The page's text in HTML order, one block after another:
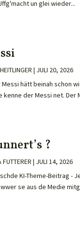
un glei wieder...
| JULI 20, 2026
Messi hätt beinah schon
kenne der Messi net. Der
?
FUTTERER | JULI 14, 2026
KI-Theme-Beitrag -
se aus de Medie